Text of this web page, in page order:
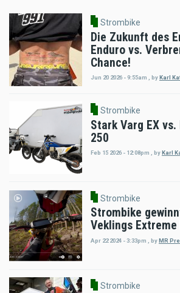
Strombike
Die Zukunft des
Enduro vs.
Chance!
Jun 20 2026 - 9:55am byKarl
Strombike
Stark Varg EX vs.
250
Feb 15 2026 - 12:08pm byKarl
Strombike
Strombike
Veklings Extreme
Apr 22 2024 - 3:33pm byMR
Strombike